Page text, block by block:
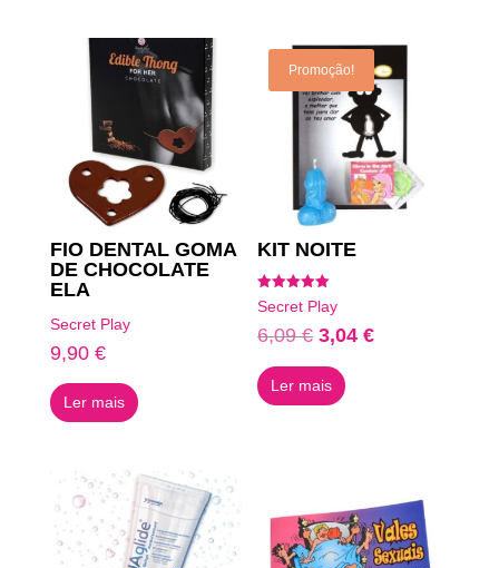
FIO DENTAL GOMA
DE CHOCOLATE
ELA
Secret Play
9,90 €
Ler mais
Promoção!
KIT NOITE
Avaliação
5.00
de 5
Secret Play
6,09€ O
preço
original
3,04€O
Ler mais